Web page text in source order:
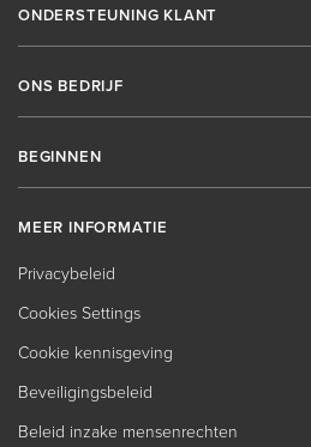
ONDERSTEUNING KLANT
ONS BEDRIJF
BEGINNEN
MEER INFORMATIE
Privacybeleid
Cookies Settings
Cookie kennisgeving
Beveiligingsbeleid
Beleid inzake mensenrechten